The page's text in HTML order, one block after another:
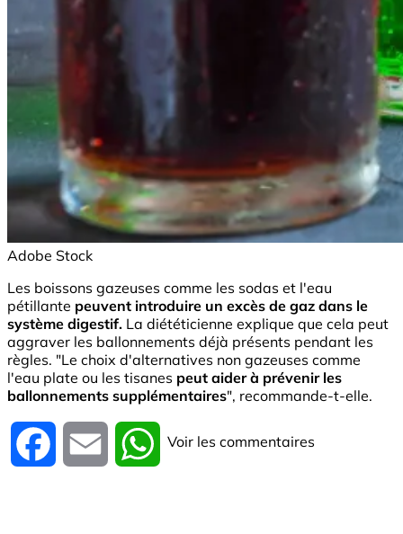
Adobe Stock
Les boissons gazeuses comme les sodas et l'eau
pétillante peuvent introduire un excès de gaz dans le
système digestif. La diététicienne explique que cela peut
aggraver les ballonnements déjà présents pendant les
règles. "Le choix d'alternatives non gazeuses comme
l'eau plate ou les tisanes peut aider à prévenir les
ballonnements supplémentaires", recommande-t-elle.
Facebook Email WhatsApp
Voir les commentaires